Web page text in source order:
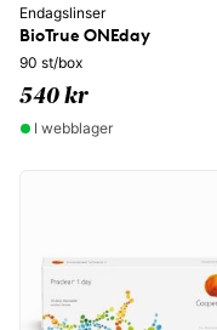
Endagslinser
BioTrue ONEday
90 st/box
540 kr
I webblager